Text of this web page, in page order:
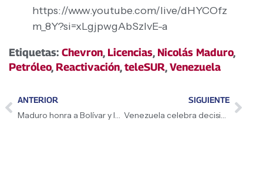
https://www.youtube.com/live/dHYCOfz
m_8Y?si=xLgjpwgAbSzlvE-a
Etiquetas: Chevron, Licencias, Nicolás Maduro,
Petróleo, Reactivación,teleSUR,Venezuela
ANTERIOR
Maduro honra a Bolívar y la Armada
SIGUIENTE
Venezuela celebra decisión de Macron sobre Palestina